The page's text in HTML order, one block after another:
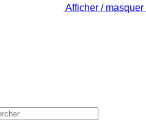
Afficher /